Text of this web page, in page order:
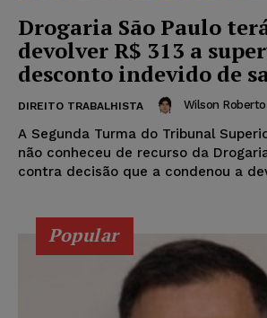
Drogaria São Paulo
devolver R$ 313 a
desconto indevido de
DIREITO TRABALHISTA Wilson Roberto
A Segunda Turma do Tribunal
não conheceu de recurso da
contra decisão que a condenou a
Popular